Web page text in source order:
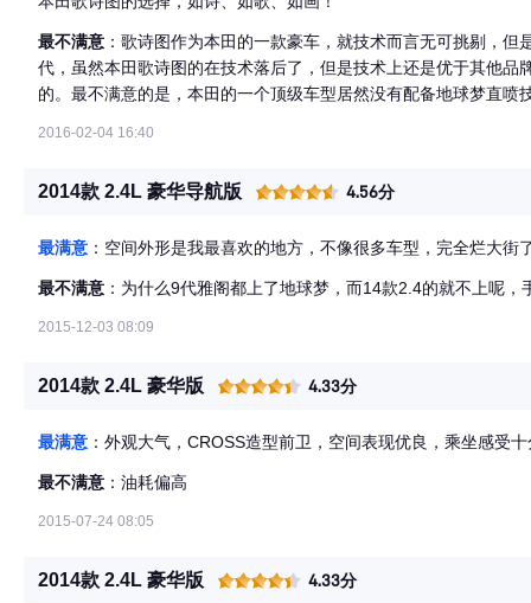
最不满意 ：歌诗图作为本田的一款豪车，就技术而言无可挑剔，
代，虽然本田歌诗图的在技术落后了，但是技术上还是优于其他品
的。最不满意的是，本田的一个顶级车型居然没有配备地球梦直喷
2016-02-04 16:40
2014款 2.4L 豪华导航版 4.56分
最满意 ：空间外形是我最喜欢的地方，不像很多车型，完全烂大街
最不满意 ：为什么9代雅阁都上了地球梦，而14款2.4的就不上呢，
2015-12-03 08:09
2014款 2.4L 豪华版 4.33分
最满意 ：外观大气，CROSS造型前卫，空间表现优良，乘坐感受
最不满意 ：油耗偏高
2015-07-24 08:05
2014款 2.4L 豪华版 4.33分